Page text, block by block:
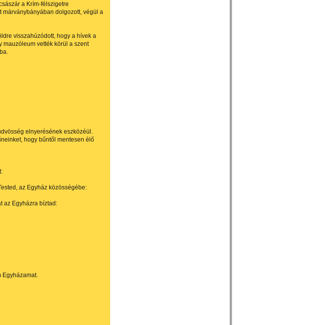
a Krím-félszigetre
márványbányában dolgozott, végül a
visszahúzódott, hogy a hívek a
mauzóleum vették körül a szent
elnyerésének eszközéül.
hogy bűntől mentesen élő
az Egyház közösségébe:
az Egyházra bíztad:
Egyházamat.